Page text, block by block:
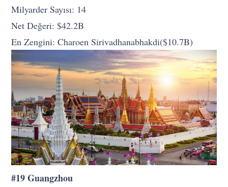
Milyarder Sayısı: 14
Net Değeri: $42.2B
En Zengini: Charoen Sirivadhanabhakdi($10.7B)
#19 Guangzhou